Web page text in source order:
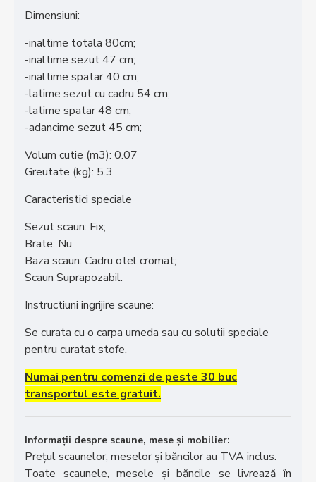
Dimensiuni:
-inaltime totala 80cm;
-inaltime sezut 47 cm;
-inaltime spatar 40 cm;
-latime sezut cu cadru 54 cm;
-latime spatar 48 cm;
-adancime sezut 45 cm;
Volum cutie (m3): 0.07
Greutate (kg): 5.3
Caracteristici speciale
Sezut scaun: Fix;
Brate: Nu
Baza scaun: Cadru otel cromat;
Scaun Suprapozabil.
Instructiuni ingrijire scaune:
Se curata cu o carpa umeda sau cu solutii speciale
pentru curatat stofe.
Numai pentru comenzi de peste 30 buc
transportul este gratuit.
Informații despre scaune, mese și mobilier:
Prețul scaunelor, meselor și băncilor au TVA inclus.
Toate scaunele, mesele și băncile se livrează în